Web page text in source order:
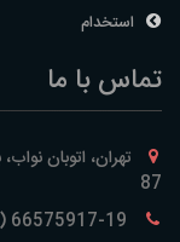
استخدام
تماس با ما
تهران، اتوبان
87